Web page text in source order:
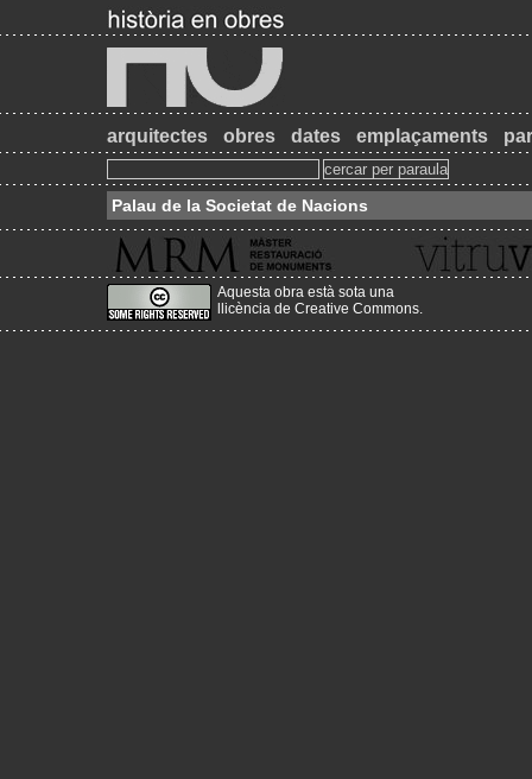
arquitectes obres dates emplaçaments
Palau de la Societat de Nacions
Aquesta obra està sota una
llicència de Creative Commons.